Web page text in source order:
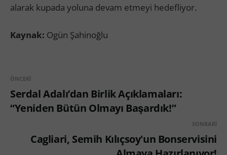
alarak kupada yoluna devam etmeyi hedefliyor.
Kaynak: Ogün Şahinoğlu
ÖNCEKI
Serdal Adalı’dan Birlik Açıklamaları:
“Yeniden Bütün Olmayı Başardık!”
SONRAKI
Cagliari, Semih Kılıçsoy'un Bonservisini